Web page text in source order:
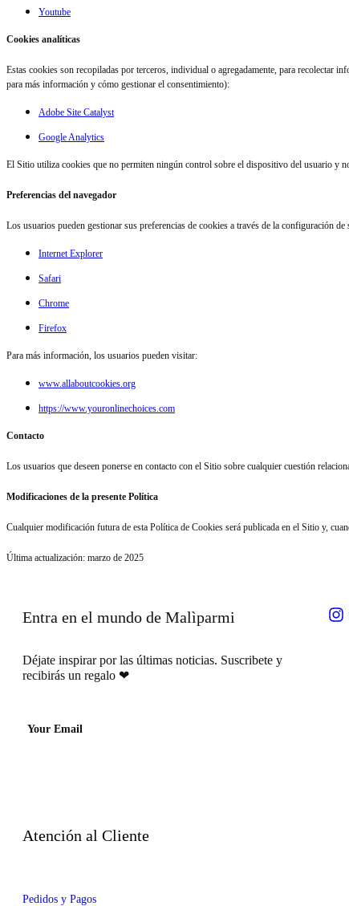
Youtube
Cookies analíticas
Estas cookies son recopiladas por terceros, individual o agregadamente, para recolectar
para más información y cómo gestionar el consentimiento):
Adobe Site Catalyst
Google Analytics
El Sitio utiliza cookies que no permiten ningún control sobre el dispositivo del usuario y
Preferencias del navegador
Los usuarios pueden gestionar sus preferencias de cookies a través de la configuración de
Internet Explorer
Safari
Chrome
Firefox
Para más información, los usuarios pueden visitar:
www.allaboutcookies.org
https://www.youronlinechoices.com
Contacto
Los usuarios que deseen ponerse en contacto con el Sitio sobre cualquier cuestión
Modificaciones de la presente Política
Cualquier modificación futura de esta Política de Cookies será publicada en el Sitio y,
Última actualización: marzo de 2025
Entra en el mundo de Malìparmi
Déjate inspirar por las últimas noticias. Suscribete y
recibirás un regalo ❤
Your Email
Atención al Cliente
Pedidos y Pagos